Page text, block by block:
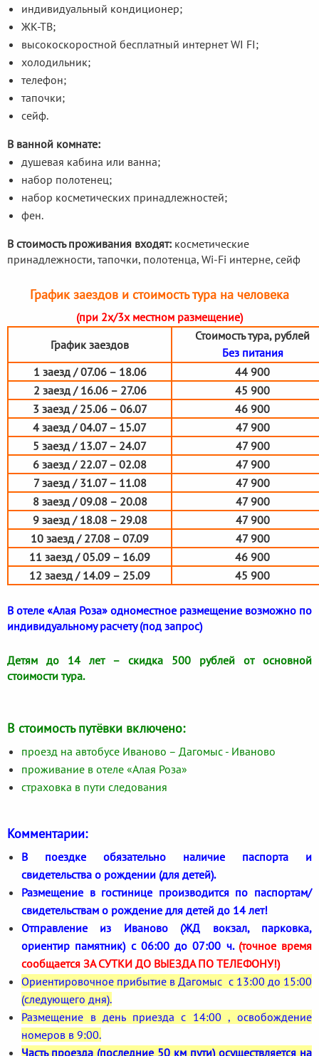
индивидуальный кондиционер;
ЖК-ТВ;
высокоскоростной бесплатный интернет WI FI;
холодильник;
телефон;
тапочки;
сейф.
В ванной комнате:
душевая кабина или ванна;
набор полотенец;
набор косметических принадлежностей;
фен.
В стоимость проживания входят: косметические
принадлежности, тапочки, полотенца, Wi-Fi интерне, сейф
График заездов и стоимость тура на человека
(при 2х/3х местном размещение)
График заездов
Стоимость тура, рублей
Без питания
1 заезд / 07.06 – 18.06
44 900
2 заезд / 16.06 – 27.06
45 900
3 заезд / 25.06 – 06.07
46 900
4 заезд / 04.07 – 15.07
47 900
5 заезд / 13.07 – 24.07
47 900
6 заезд / 22.07 – 02.08
47 900
7 заезд / 31.07 – 11.08
47 900
8 заезд / 09.08 – 20.08
47 900
9 заезд / 18.08 – 29.08
47 900
10 заезд / 27.08 – 07.09
47 900
11 заезд / 05.09 – 16.09
46 900
12 заезд / 14.09 – 25.09
45 900
В отеле «Алая Роза» одноместное размещение возможно по
индивидуальному расчету (под запрос)
Детям до 14 лет – скидка 500 рублей от основной
стоимости тура.
В стоимость путёвки включено:
проезд на автобусе Иваново – Дагомыс - Иваново
проживание в отеле «Алая Роза»
страховка в пути следования
Комментарии:
В поездке обязательно наличие паспорта и
свидетельства о рождении (для детей).
Размещение в гостинице производится по паспортам/
свидетельствам о рождение для детей до 14 лет!
Отправление из Иваново (ЖД вокзал, парковка,
ориентир памятник) с 06:00 до 07:00 ч. (точное время
сообщается ЗА СУТКИ ДО ВЫЕЗДА ПО ТЕЛЕФОНУ!)
Ориентировочное прибытие в Дагомыс с 13:00 до 15:00
(следующего дня).
Размещение в день приезда с 14:00 , освобождение
номеров в 9:00.
Часть проезда (последние 50 км пути) осуществляется на